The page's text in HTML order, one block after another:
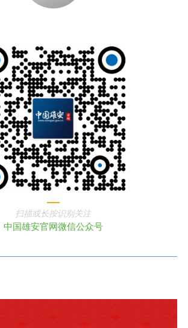
扫描或长按识别关注
中国雄安官网微信公众号